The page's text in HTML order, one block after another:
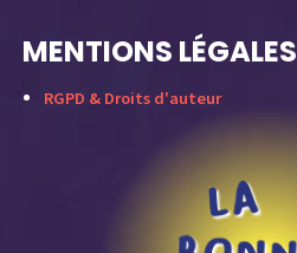
MENTIONS LÉGALES
RGPD & Droits d'auteur